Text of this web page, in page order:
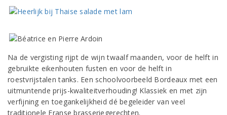
Na de vergisting rijpt de wijn twaalf maanden, voor de helft in
gebruikte eikenhouten fusten en voor de helft in
roestvrijstalen tanks. Een schoolvoorbeeld Bordeaux met een
uitmuntende prijs-kwaliteitverhouding! Klassiek en met zijn
verfijning en toegankelijkheid dé begeleider van veel
traditionele Franse brasseriegerechten.